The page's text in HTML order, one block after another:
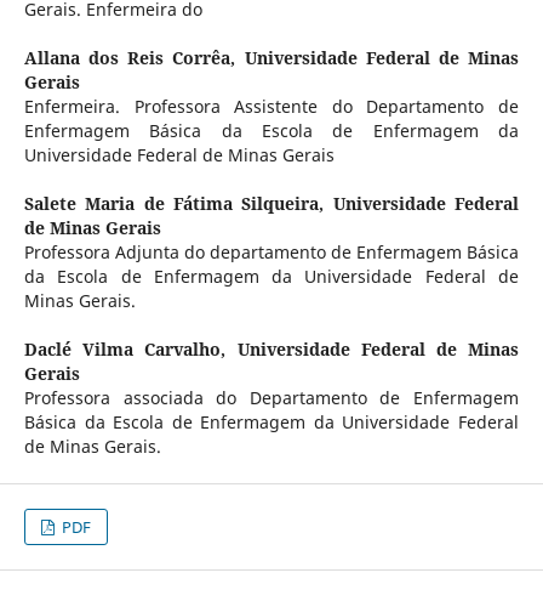
Gerais. Enfermeira do
Allana dos Reis Corrêa, Universidade Federal de Minas
Gerais
Enfermeira. Professora Assistente do Departamento de
Enfermagem Básica da Escola de Enfermagem da
Universidade Federal de Minas Gerais
Salete Maria de Fátima Silqueira, Universidade Federal
de Minas Gerais
Professora Adjunta do departamento de Enfermagem Básica
da Escola de Enfermagem da Universidade Federal de
Minas Gerais.
Daclé Vilma Carvalho, Universidade Federal de Minas
Gerais
Professora associada do Departamento de Enfermagem
Básica da Escola de Enfermagem da Universidade Federal
de Minas Gerais.
PDF